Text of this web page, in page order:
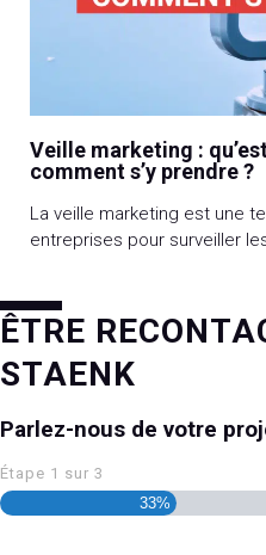
Veille marketing :
comment s’y prendre ?
La veille marketing est une
entreprises pour surveiller
pérenniser son activité. La
collecter et analyser les
concurrents, les clients, […]
ÊTRE
STAENK
Parlez-nous de votre
Étape 1 sur 3
33%